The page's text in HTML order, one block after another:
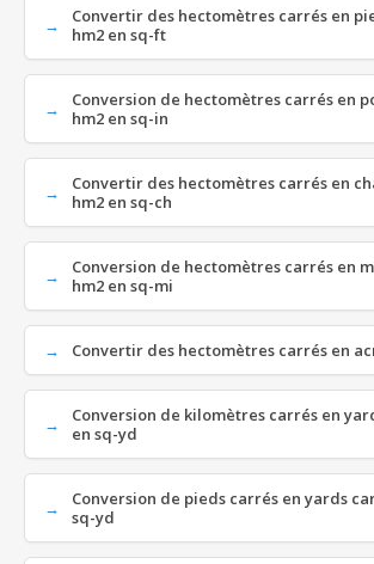
Convertir des hectomètres carrés en
hm2 en sq-ft
Conversion de hectomètres carrés en
hm2 en sq-in
Convertir des hectomètres carrés en
hm2 en sq-ch
Conversion de hectomètres carrés en
hm2 en sq-mi
Convertir des hectomètres carrés en
Conversion de kilomètres carrés en
en sq-yd
Conversion de pieds carrés en yards
sq-yd